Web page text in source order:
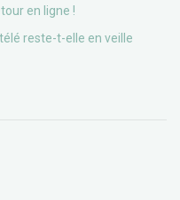
en ligne !
reste-t-elle en veille